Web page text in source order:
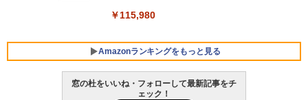
￥115,980
Amazonランキングをもっと見る
窓の杜をいいね・フォローして最新記事をチ
ェック！